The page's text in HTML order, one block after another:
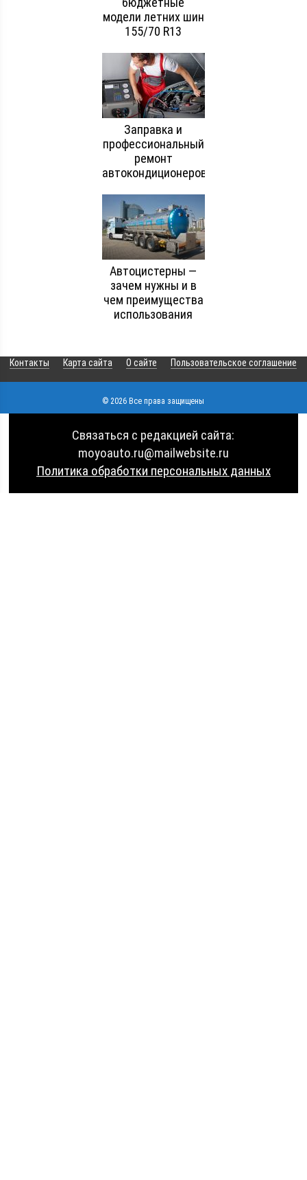
модели летних шин
155/70 R13
Заправка и
профессиональный
ремонт
автокондиционеров
Автоцистерны —
зачем нужны и в
чем преимущества
использования
Контакты Карта сайта О сайте Пользовательское соглашение
© 2026 Все права защищены
Связаться с редакцией сайта:
moyoauto.ru@mailwebsite.ru
Политика обработки персональных данных